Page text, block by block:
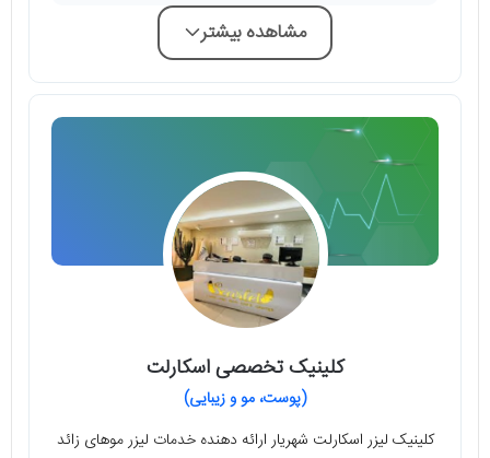
مشاهده بیشتر
کلینیک تخصصی اسکارلت
(پوست، مو و زیبایی)
کلینیک لیزر اسکارلت شهریار ارائه دهنده خدمات لیزر موهای زائد